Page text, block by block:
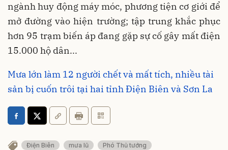
ngành huy động máy móc, phương tiện cơ giới để
mở đường vào hiện trường; tập trung khắc phục
hơn 95 trạm biến áp đang gặp sự cố gây mất điện
15.000 hộ dân...
Mưa lớn làm 12 người chết và mất tích, nhiều tài
sản bị cuốn trôi tại hai tỉnh Điện Biên và Sơn La
Điện Biên mưa lũ
Phó Thủ tướng